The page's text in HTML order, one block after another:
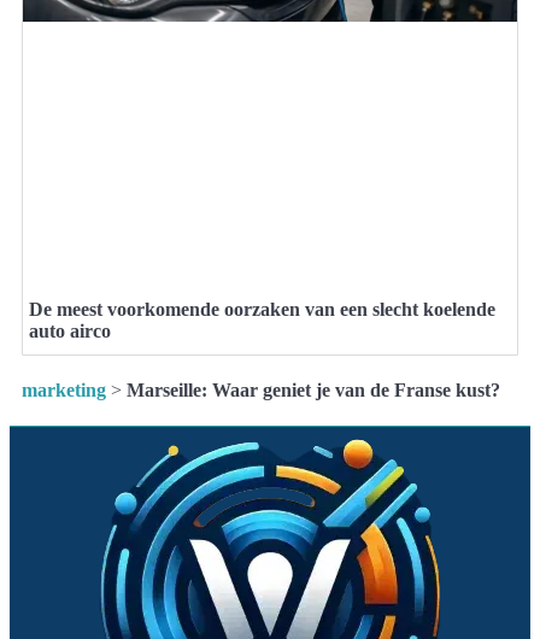
De meest voorkomende oorzaken van een slecht koelende
auto airco
marketing > Marseille: Waar geniet je van de Franse kust?